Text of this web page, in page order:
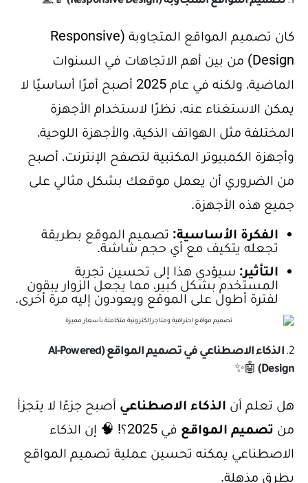
كان تصميم المواقع المتجاوبة (Responsive
Design) من بين أهم الاتجاهات في السنوات
الماضية، ولكنه في عام 2025 أصبح أمرًا أساسيًا لا
يمكن الاستغناء عنه. نظرًا لاستخدام الأجهزة
المختلفة مثل الهواتف الذكية، والأجهزة اللوحية،
وأجهزة الكمبيوتر المكتبية لتصفح الإنترنت، أصبح
من الضروري أن يعمل موقعك بشكل مثالي على
جميع هذه الأجهزة.
الفكرة الأساسية: تصميم الموقع بطريقة
تجعله يتكيف مع أي حجم شاشة.
التأثير: سيؤدي هذا إلى تحسين تجربة
المستخدم بشكل كبير، مما يجعل الزوار يبقون
لفترة أطول على الموقع ويعودون إليه مرة أخرى.
2.
الذكاء الاصطناعي في تصميم المواقع (AI-Powered
Design)
🤖✨
هل تعلم أن الذكاء الاصطناعي أصبح جزءًا لا يتجزأ
من تصميم المواقع
في 2025؟! 🧠 إن الذكاء
الاصطناعي يمكنه تحسين عملية تصميم المواقع
بطرق مذهلة.